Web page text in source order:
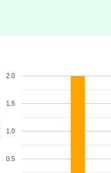
0.5
1.0
1.5
2.0